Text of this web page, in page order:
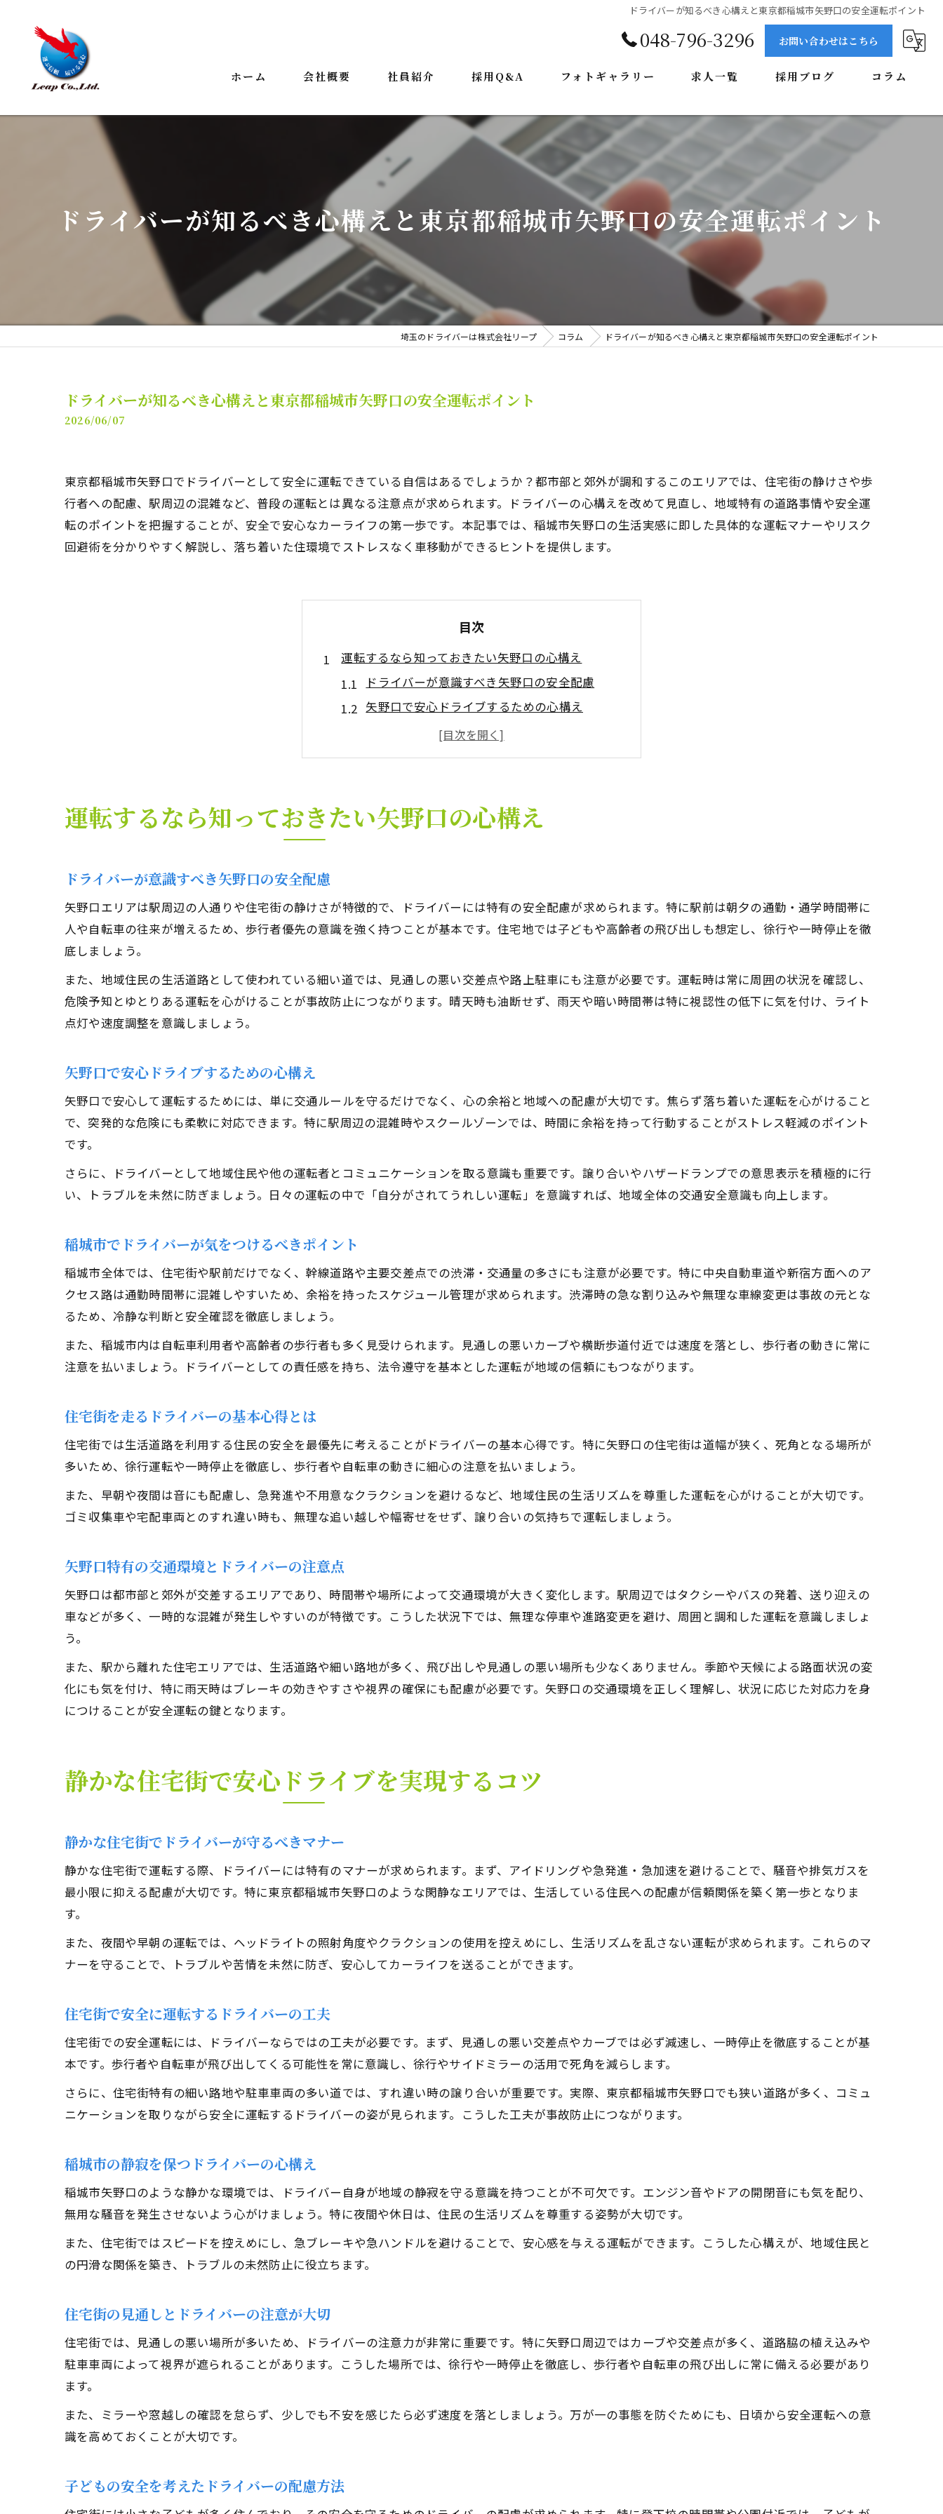
ドライバーが知るべき心構えと東京都稲城市矢野口の安全運転ポイント
048-796-3296 お問い合わせはこちら
ホーム 会社概要
事業案内
社員紹介 採用Q&A フォトギャラリー 求人一覧 採用ブログ コラム
ドライバーが知るべき心構えと東京都稲城市矢野口の安全運転ポイント
埼玉のドライバーは株式会社リープ コラム ドライバーが知るべき心構えと東京都稲城市矢野口の安全運転ポイント
ドライバーが知るべき心構えと東京都稲城市矢野口の安全運転ポイント
2026/06/07
東京都稲城市矢野口でドライバーとして安全に運転できている自信はあるでしょうか？都市部と郊外が調和するこのエリアでは、住宅街の静けさや歩
行者への配慮、駅周辺の混雑など、普段の運転とは異なる注意点が求められます。ドライバーの心構えを改めて見直し、地域特有の道路事情や安全運
転のポイントを把握することが、安全で安心なカーライフの第一歩です。本記事では、稲城市矢野口の生活実感に即した具体的な運転マナーやリスク
回避術を分かりやすく解説し、落ち着いた住環境でストレスなく車移動ができるヒントを提供します。
目次
運転するなら知っておきたい矢野口の心構え
ドライバーが意識すべき矢野口の安全配慮
矢野口で安心ドライブするための心構え
稲城市でドライバーが気をつけるべきポイント
住宅街を走るドライバーの基本心得とは
静かな住宅街で安心ドライブを実現するコツ
静かな住宅街でドライバーが守るべきマナー
住宅街の見通しとドライバーの注意が大切
子どもの安全を考えたドライバーの配慮方法
ドライバー必見の稲城市矢野口の運転ルール
矢野口で安全運転のために知りたい心得
混雑する駅周辺で気をつけたい運転マナー
駅周辺でドライバーが注意したい交通マナー
駅前で配慮すべきドライバーの基本行動
ドライバーが守りたい駅周辺のマナーとは
歩行者に優しいドライバーになるためには
歩行者目線で考えるドライバーの心構え
子どもや高齢者に配慮した運転のポイント
歩行者を守るために心がけたい運転習慣
稲城市で実践できるドライバーの優しさとは
細い道で安全に走るためのドライバーの工夫
見通しが悪い場所でのドライバーの注意点
地域特有の交通事情に強いドライバーとは
矢野口で快適ドライブを実現する心構え
運転するなら知っておきたい矢野口の心構え
ドライバーが意識すべき矢野口の安全配慮
矢野口エリアは駅周辺の人通りや住宅街の静けさが特徴的で、ドライバーには特有の安全配慮が求められます。特に駅前は朝夕の通勤・通学時間帯に
人や自転車の往来が増えるため、歩行者優先の意識を強く持つことが基本です。住宅地では子どもや高齢者の飛び出しも想定し、徐行や一時停止を徹
底しましょう。
また、地域住民の生活道路として使われている細い道では、見通しの悪い交差点や路上駐車にも注意が必要です。運転時は常に周囲の状況を確認し、
危険予知とゆとりある運転を心がけることが事故防止につながります。晴天時も油断せず、雨天や暗い時間帯は特に視認性の低下に気を付け、ライト
点灯や速度調整を意識しましょう。
矢野口で安心ドライブするための心構え
矢野口で安心して運転するためには、単に交通ルールを守るだけでなく、心の余裕と地域への配慮が大切です。焦らず落ち着いた運転を心がけること
で、突発的な危険にも柔軟に対応できます。特に駅周辺の混雑時やスクールゾーンでは、時間に余裕を持って行動することがストレス軽減のポイント
です。
さらに、ドライバーとして地域住民や他の運転者とコミュニケーションを取る意識も重要です。譲り合いやハザードランプでの意思表示を積極的に行
い、トラブルを未然に防ぎましょう。日々の運転の中で「自分がされてうれしい運転」を意識すれば、地域全体の交通安全意識も向上します。
稲城市でドライバーが気をつけるべきポイント
稲城市全体では、住宅街や駅前だけでなく、幹線道路や主要交差点での渋滞・交通量の多さにも注意が必要です。特に中央自動車道や新宿方面へのア
クセス路は通勤時間帯に混雑しやすいため、余裕を持ったスケジュール管理が求められます。渋滞時の急な割り込みや無理な車線変更は事故の元とな
るため、冷静な判断と安全確認を徹底しましょう。
また、稲城市内は自転車利用者や高齢者の歩行者も多く見受けられます。見通しの悪いカーブや横断歩道付近では速度を落とし、歩行者の動きに常に
注意を払いましょう。ドライバーとしての責任感を持ち、法令遵守を基本とした運転が地域の信頼にもつながります。
住宅街を走るドライバーの基本心得とは
住宅街では生活道路を利用する住民の安全を最優先に考えることがドライバーの基本心得です。特に矢野口の住宅街は道幅が狭く、死角となる場所が
多いため、徐行運転や一時停止を徹底し、歩行者や自転車の動きに細心の注意を払いましょう。
また、早朝や夜間は音にも配慮し、急発進や不用意なクラクションを避けるなど、地域住民の生活リズムを尊重した運転を心がけることが大切です。
ゴミ収集車や宅配車両とのすれ違い時も、無理な追い越しや幅寄せをせず、譲り合いの気持ちで運転しましょう。
矢野口特有の交通環境とドライバーの注意点
矢野口は都市部と郊外が交差するエリアであり、時間帯や場所によって交通環境が大きく変化します。駅周辺ではタクシーやバスの発着、送り迎えの
車などが多く、一時的な混雑が発生しやすいのが特徴です。こうした状況下では、無理な停車や進路変更を避け、周囲と調和した運転を意識しましょ
う。
また、駅から離れた住宅エリアでは、生活道路や細い路地が多く、飛び出しや見通しの悪い場所も少なくありません。季節や天候による路面状況の変
化にも気を付け、特に雨天時はブレーキの効きやすさや視界の確保にも配慮が必要です。矢野口の交通環境を正しく理解し、状況に応じた対応力を身
につけることが安全運転の鍵となります。
静かな住宅街で安心ドライブを実現するコツ
静かな住宅街でドライバーが守るべきマナー
静かな住宅街で運転する際、ドライバーには特有のマナーが求められます。まず、アイドリングや急発進・急加速を避けることで、騒音や排気ガスを
最小限に抑える配慮が大切です。特に東京都稲城市矢野口のような閑静なエリアでは、生活している住民への配慮が信頼関係を築く第一歩となりま
す。
また、夜間や早朝の運転では、ヘッドライトの照射角度やクラクションの使用を控えめにし、生活リズムを乱さない運転が求められます。これらのマ
ナーを守ることで、トラブルや苦情を未然に防ぎ、安心してカーライフを送ることができます。
住宅街で安全に運転するドライバーの工夫
住宅街での安全運転には、ドライバーならではの工夫が必要です。まず、見通しの悪い交差点やカーブでは必ず減速し、一時停止を徹底することが基
本です。歩行者や自転車が飛び出してくる可能性を常に意識し、徐行やサイドミラーの活用で死角を減らします。
さらに、住宅街特有の細い路地や駐車車両の多い道では、すれ違い時の譲り合いが重要です。実際、東京都稲城市矢野口でも狭い道路が多く、コミュ
ニケーションを取りながら安全に運転するドライバーの姿が見られます。こうした工夫が事故防止につながります。
稲城市の静寂を保つドライバーの心構え
稲城市矢野口のような静かな環境では、ドライバー自身が地域の静寂を守る意識を持つことが不可欠です。エンジン音やドアの開閉音にも気を配り、
無用な騒音を発生させないよう心がけましょう。特に夜間や休日は、住民の生活リズムを尊重する姿勢が大切です。
また、住宅街ではスピードを控えめにし、急ブレーキや急ハンドルを避けることで、安心感を与える運転ができます。こうした心構えが、地域住民と
の円滑な関係を築き、トラブルの未然防止に役立ちます。
住宅街の見通しとドライバーの注意が大切
住宅街では、見通しの悪い場所が多いため、ドライバーの注意力が非常に重要です。特に矢野口周辺ではカーブや交差点が多く、道路脇の植え込みや
駐車車両によって視界が遮られることがあります。こうした場所では、徐行や一時停止を徹底し、歩行者や自転車の飛び出しに常に備える必要があり
ます。
また、ミラーや窓越しの確認を怠らず、少しでも不安を感じたら必ず速度を落としましょう。万が一の事態を防ぐためにも、日頃から安全運転への意
識を高めておくことが大切です。
子どもの安全を考えたドライバーの配慮方法